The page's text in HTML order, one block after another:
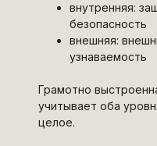
внутренняя:
безопасность
внешняя:
узнаваемость
Грамотно
учитывает оба
целое.